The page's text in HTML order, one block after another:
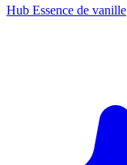
Hub Essence de vanille